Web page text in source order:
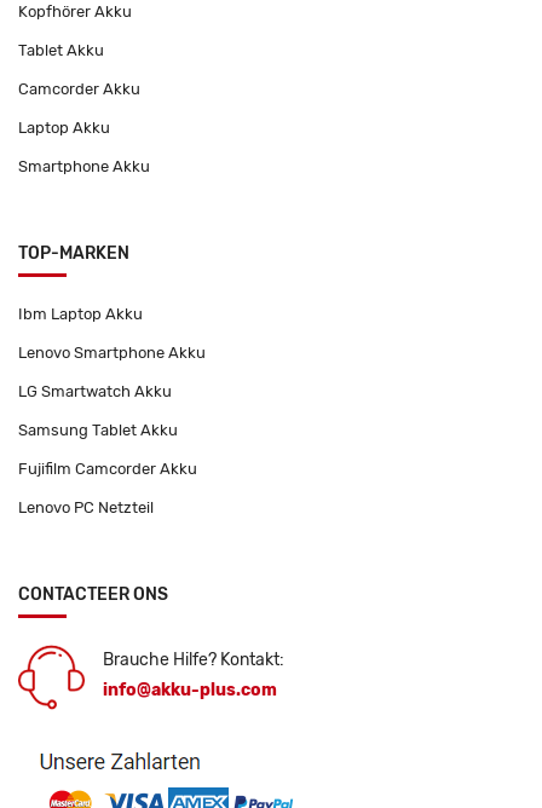
Kopfhörer Akku
Tablet Akku
Camcorder Akku
Laptop Akku
Smartphone Akku
TOP-MARKEN
Ibm Laptop Akku
Lenovo Smartphone Akku
LG Smartwatch Akku
Samsung Tablet Akku
Fujifilm Camcorder Akku
Lenovo PC Netzteil
CONTACTEER ONS
Brauche Hilfe? Kontakt:
info@akku-plus.com